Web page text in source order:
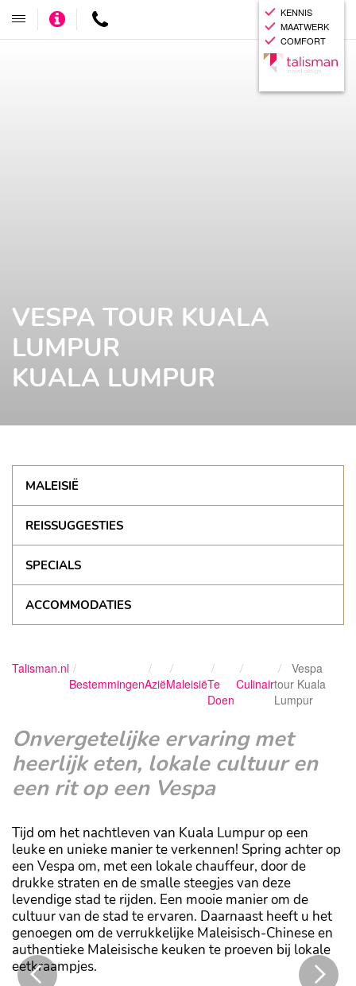
KENNIS
MAATWERK
COMFORT
Toggle
navigatie
Adviseer Contact
VESPA TOUR KUALA
LUMPUR
KUALA LUMPUR
MALEISIË
REISSUGGESTIES
SPECIALS
ACCOMMODATIES
Talisman.nl
BestemmingenAziëMaleisiëTe
Doen
Culinair
Vespa
tour Kuala
Lumpur
Onvergetelijke ervaring met
heerlijk eten, lokale cultuur en
een rit op een Vespa
Tijd om het nachtleven van Kuala Lumpur op een
leuke en unieke manier te verkennen! Spring achter op
een Vespa om, met een lokale chauffeur, door de
drukke straten en de smalle steegjes van deze
levendige stad te rijden. Een mooie manier om de
cultuur van de stad te ervaren. Daarnaast heeft u het
genoegen om de verrukkelijke Maleisisch-Chinese en
authentieke Maleisische keuken te proeven bij lokale
eetkraampjes.